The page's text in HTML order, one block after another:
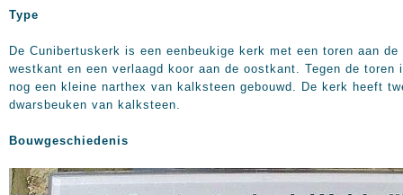
Type
De Cunibertuskerk is een eenbeukige kerk met een toren aan de
westkant en een verlaagd koor aan de oostkant. Tegen de toren
nog een kleine narthex van kalksteen gebouwd. De kerk heeft
dwarsbeuken van kalksteen.
Bouwgeschiedenis